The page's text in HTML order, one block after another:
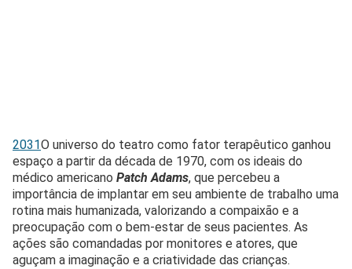
2031O universo do teatro como fator terapêutico ganhou
espaço a partir da década de 1970, com os ideais do
médico americano Patch Adams, que percebeu a
importância de implantar em seu ambiente de trabalho uma
rotina mais humanizada, valorizando a compaixão e a
preocupação com o bem-estar de seus pacientes. As
ações são comandadas por monitores e atores, que
aguçam a imaginação e a criatividade das crianças.